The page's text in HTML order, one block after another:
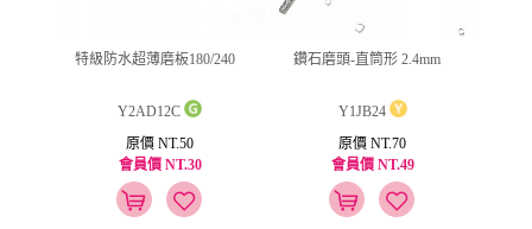
特級防水超薄磨板180/240
Y2AD12C
原價 NT.50
會員價 NT.30
鑽石磨頭-直筒形 2.4mm
Y1JB24
原價 NT.70
會員價 NT.49